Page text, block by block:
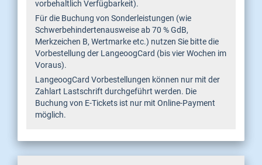
vorbehaltlich Verfügbarkeit).
Für die Buchung von Sonderleistungen (wie
Schwerbehindertenausweise ab 70 % GdB,
Merkzeichen B, Wertmarke etc.) nutzen Sie bitte die
Vorbestellung der LangeoogCard (bis vier Wochen im
Voraus).
LangeoogCard Vorbestellungen können nur mit der
Zahlart Lastschrift durchgeführt werden. Die
Buchung von E-Tickets ist nur mit Online-Payment
möglich.